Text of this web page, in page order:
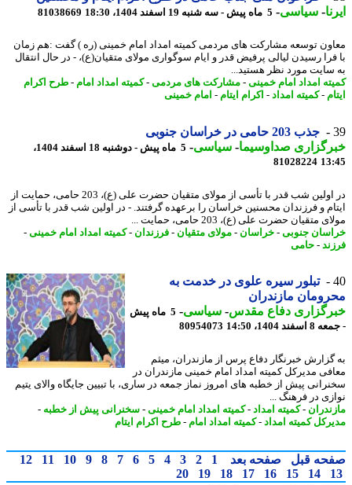
-سیاسی-5 ماه پیش - سه شنبه 19 اسفند 1404، 18:30 81038669
توسعه مشارکت های مردمی کمیته امداد امام خمینی (ره ) گفت :هم زمان
رسیدن لیالی پرفیض قدر و ایام سوگواری مولای متقیان(ع)، - در ﺣﺎل اﻧﺘﻘﺎل
ﻣﻮرد ﻧﻈﺮ ﻫﺴﺘﯿﺪ...
امداد امام خمینی-مشارکت های مردمی -کمیته امداد امام -طرح اکرام
-کمیته امداد -اکرام ایتام -امام خمینی
جذب 203 حامی در خراسان جنوبی
صداوسیما-سیاسی-
5 ماه پیش - دوشنبه 18 اسفند 1404،
81028224
در اولین شب قدر با تأسی از مولای متقیان حضرت علی (ع)، 203 حامی، حمایت از
و فرزندان محسنین خراسان را برعهده گرفتند. - در اولین شب قدر با تأسی از
متقیان حضرت علی (ع)، 203 حامی، حمایت ...
جنوبی-خراسان-مولای متقیان-فرزندان - کمیته امداد امام خمینی-
- حامی
تبلور سیره علوی در خدمت به
مازندران
دفاع مقدس-سیاسی-
5 ماه پیش
1404، 14:50
80954073
خبرنگار دفاع پرس از مازندران، میثم
مدیرکل کمیته امداد امام خمینی مازندران در
پیش از خطبه های امروز نماز جمعه در ساری، با تبیین جایگاه والای یتیم
در فرهنگ ...
- کمیته امداد -کمیته امداد امام خمینی-سخنرانی پیش از خطبه-
کمیته امداد -کمیته امداد امام -طرح اکرام ایتام
قبل صفحه بعد 1
2
3
4
5
6
7
8
9
10
11
12
14
15
16
17
18
19
20